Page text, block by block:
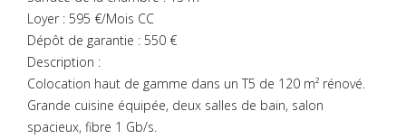
Loyer : 595 €/Mois CC
Dépôt de garantie : 550 €
Description :
Colocation haut de gamme dans un T5 de 120 m² rénové.
Grande cuisine équipée, deux salles de bain, salon
spacieux, fibre 1 Gb/s.